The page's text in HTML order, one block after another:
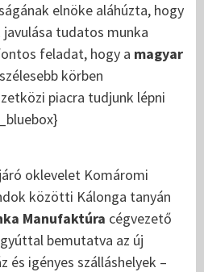
elnöke aláhúzta, hogy
tudatos munka
feladat, hogy a magyar
körben
piacra tudjunk lépni
oklevelet Komáromi
közötti Kálonga tanyán
Manufaktúra cégvezető
bemutatva az új
és igényes szálláshelyek –